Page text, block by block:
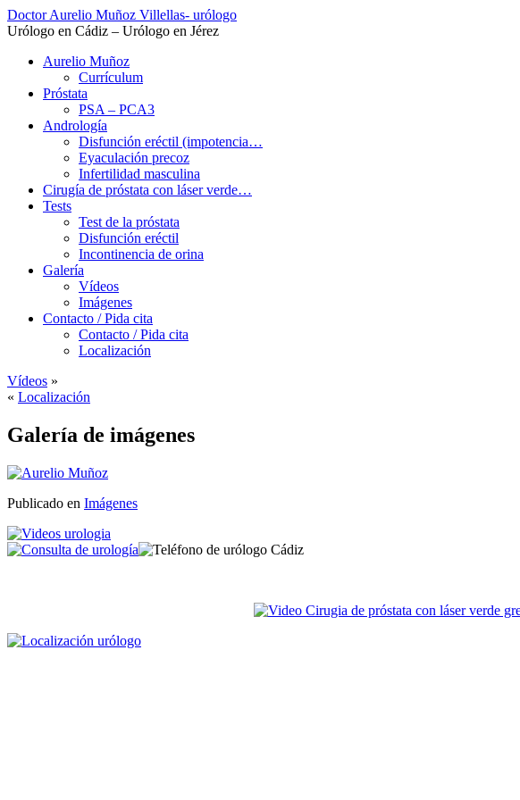
Doctor Aurelio Muñoz Villellas- urólogo
Urólogo en Cádiz – Urólogo en Jérez
Aurelio Muñoz
Currículum
Próstata
PSA – PCA3
Andrología
Disfunción eréctil (impotencia…
Eyaculación precoz
Infertilidad masculina
Cirugía de próstata con láser verde…
Tests
Test de la próstata
Disfunción eréctil
Incontinencia de orina
Galería
Vídeos
Imágenes
Contacto / Pida cita
Contacto / Pida cita
Localización
Vídeos »
« Localización
Galería de imágenes
Publicado en Imágenes